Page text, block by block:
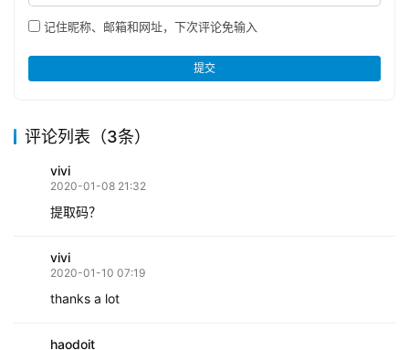
记住昵称、邮箱和网址，下次评论免输入
提交
评论列表（3条）
vivi
2020-01-08 21:32
提取码？
vivi
2020-01-10 07:19
thanks a lot
haodoit